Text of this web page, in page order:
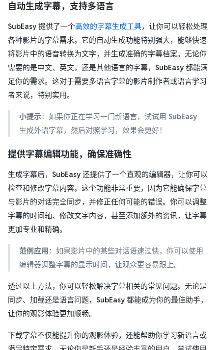
自动生成字幕，支持多语言
SubEasy 提供了一个高效的字幕生成工具，让你可以轻松处理
各种影片的字幕需求。它的自动生成功能特别强大，能够快速
将影片中的语音转换为文字，并生成准确的字幕档案。无论你
需要的是中文、英文，还是其他语言的字幕， SubEasy 都能满
足你的需求。这对于需要多语言字幕的影片制作者或语言学习
者来说，特别实用。
小提示：如果你正在学习一门新语言，试试用 SubEasy
生成外语字幕，然后对照学习，效果会更好！
提供字幕编辑功能，确保准确性
生成字幕后， SubEasy 还提供了一个直观的编辑器，让你可以
检查和修改字幕内容。这个功能非常重要，因为它能确保字幕
与影片的对话完全同步，并修正任何可能的错误。你可以调整
字幕的时间轴、修改文字内容，甚至添加额外的资讯，让字幕
更加专业和精确。
范例应用 ：如果影片中的某些对话语速过快，你可以使用
编辑器调整字幕的显示时间，让观众更容易跟上。
透过以上方法，你可以轻松解决字幕相关的常见问题。无论是
同步、加载还是语言问题， SubEasy 都能成为你的最佳助手，
让你的观影体验更加顺畅。
下载字幕不仅能提升你的观影体验，还能帮助你学习新语言或